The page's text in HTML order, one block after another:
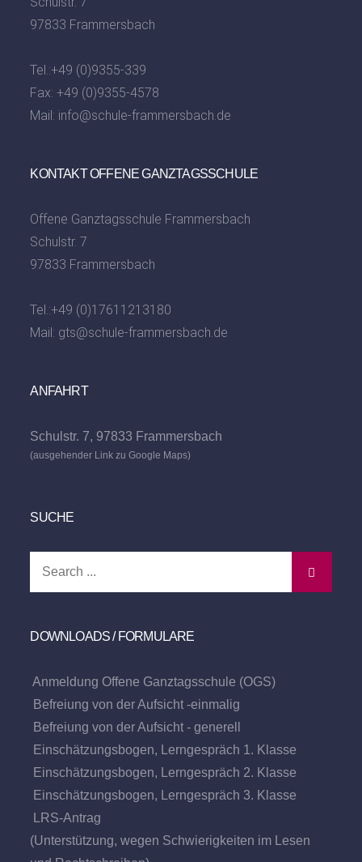
97833 Frammersbach
Tel.:+49 (0)9355-339
Fax: +49 (0)9355-4578
Mail: info@schule-frammersbach.de
KONTAKT OFFENE GANZTAGSSCHULE
Offene Ganztagsschule Frammersbach
Schulstr. 7
97833 Frammersbach
Tel.:+49 (0)17611213180
Mail: gts@schule-frammersbach.de
ANFAHRT
Schulstr. 7, 97833 Frammersbach
(ausgehender Link zu Google Maps)
SUCHE
DOWNLOADS / FORMULARE
Anmeldung Offene Ganztagsschule (OGS)
Befreiung von der Aufsicht -einmalig
Befreiung von der Aufsicht - generell
Einschätzungsbogen, Lerngespräch 1. Klasse
Einschätzungsbogen, Lerngespräch 2. Klasse
Einschätzungsbogen, Lerngespräch 3. Klasse
LRS-Antrag
(Unterstützung, wegen Schwierigkeiten im Lesen